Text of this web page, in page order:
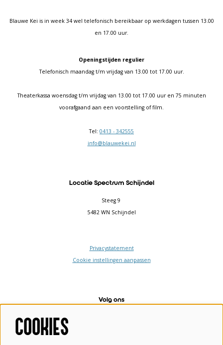
Blauwe Kei is in week 34 wel telefonisch bereikbaar op werkdagen tussen 13.00
en 17.00 uur.
Openingstijden regulier
Telefonisch maandag t/m vrijdag van 13.00 tot 17.00 uur.
Theaterkassa woensdag t/m vrijdag van 13.00 tot 17.00 uur en 75 minuten
voorafgaand aan een voorstelling of film.
Tel: 0413 - 342555
info@blauwekei.nl
Locatie Spectrum Schijndel
Steeg 9
5482 WN Schijndel
Privacystatement
Cookie instellingen aanpassen
Volg ons
COOKIES